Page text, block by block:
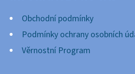
Obchodní podmínky
Podmínky ochrany osobních
Věrnostní Program